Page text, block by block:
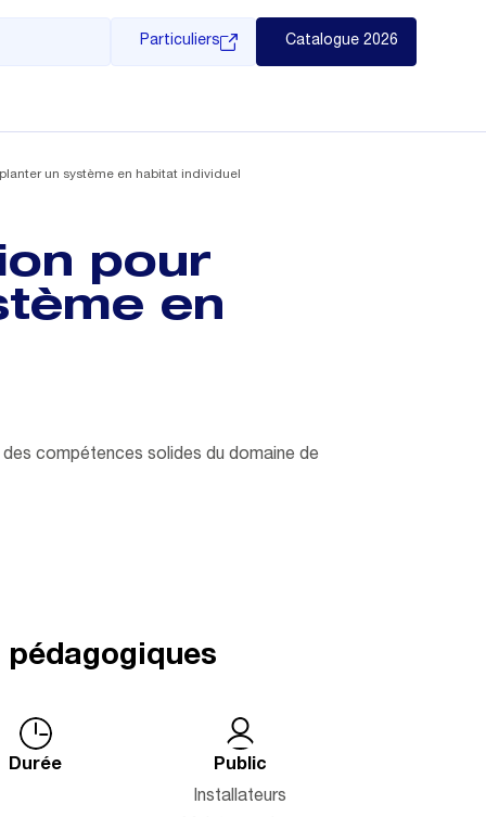
Particuliers Catalogue 2026
un système en habitat individuel
pour
en
compétences solides du domaine de
Durée Public
Installateurs